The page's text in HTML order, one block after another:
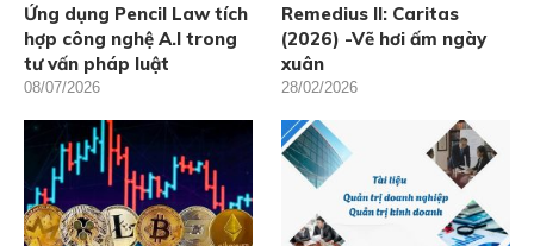
Ứng dụng Pencil Law tích
hợp công nghệ A.I trong
tư vấn pháp luật
08/07/2026
Remedius II: Caritas
(2026) -Vẽ hơi ấm ngày
xuân
28/02/2026